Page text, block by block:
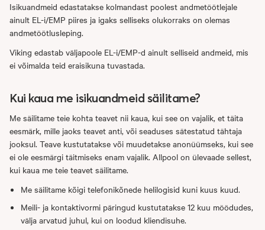
Isikuandmeid edastatakse kolmandast poolest andmetöötlejale
ainult EL-i/EMP piires ja igaks selliseks olukorraks on olemas
andmetöötlusleping.
Viking edastab väljapoole EL-i/EMP-d ainult selliseid andmeid, mis
ei võimalda teid eraisikuna tuvastada.
Kui kaua me isikuandmeid säilitame?
Me säilitame teie kohta teavet nii kaua, kui see on vajalik, et täita
eesmärk, mille jaoks teavet anti, või seaduses sätestatud tähtaja
jooksul. Teave kustutatakse või muudetakse anonüümseks, kui see
ei ole eesmärgi täitmiseks enam vajalik. Allpool on ülevaade sellest,
kui kaua me teie teavet säilitame.
Me säilitame kõigi telefonikõnede helilogisid kuni kuus kuud.
Meili- ja kontaktivormi päringud kustutatakse 12 kuu möödudes,
välja arvatud juhul, kui on loodud kliendisuhe.